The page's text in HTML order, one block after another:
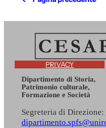
PRIVACY
Dipartimento di Storia,
Patrimonio culturale,
Formazione e Società
Segreteria di Direzione: